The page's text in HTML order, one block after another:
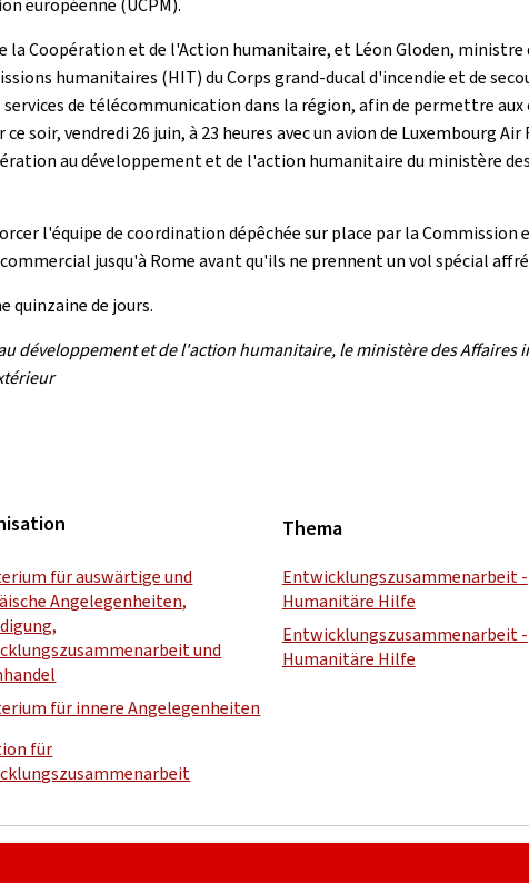
européenne (UCPM).
Coopération et de l'Action humanitaire, et Léon Gloden, ministre
humanitaires (HIT) du Corps grand-ducal d'incendie et de
services de télécommunication dans la région, afin de permettre
soir, vendredi 26 juin, à 23 heures avec un avion de Luxembourg Air
au développement et de l'action humanitaire du ministère
l'équipe de coordination dépêchée sur place par la Commission
jusqu'à Rome avant qu'ils ne prennent un vol spécial
quinzaine de jours.
développement et de l'action humanitaire, le ministère des
für auswärtige und
Angelegenheiten,
und
für innere Angelegenheiten
für
Thema
Entwicklungszusammenarbeit -
Humanitäre Hilfe
Entwicklungszusammenarbeit -
Humanitäre Hilfe